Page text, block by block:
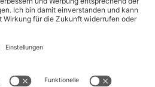
Kauf auf Rechnung